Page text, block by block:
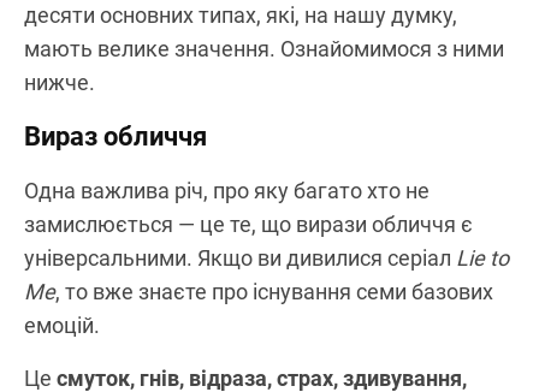
десяти основних типах, які, на нашу думку,
мають велике значення. Ознайомимося з ними
нижче.
Вираз обличчя
Одна важлива річ, про яку багато хто не
замислюється — це те, що вирази обличчя є
універсальними. Якщо ви дивилися серіал Lie to
Me, то вже знаєте про існування семи базових
емоцій.
Це смуток, гнів, відраза, страх, здивування,